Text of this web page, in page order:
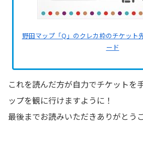
野田マップ「Q」のクレカ枠のチケット
ード
これを読んだ方が自力でチケットを
ップを観に行けますように！
最後までお読みいただきありがとう